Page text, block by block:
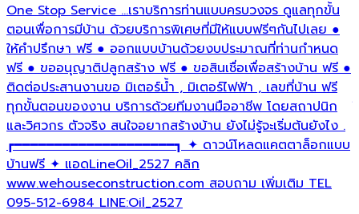
One Stop Service ...เราบริการท่านแบบครบวงจร ดูแลทุกขั้น
ตอนเพื่อการมีบ้าน ด้วยบริการพิเศษที่มีให้แบบฟรีๆกันไปเลย ●
ให้คำปรึกษา ฟรี ● ออกแบบบ้านด้วยงบประมาณที่ท่านกำหนด
ฟรี ● ขออนุญาติปลูกสร้าง ฟรี ● ขอสินเชื่อเพื่อสร้างบ้าน ฟรี ●
ติดต่อประสานงานขอ มิเตอร์น้ำ , มิเตอร์ไฟฟ้า , เลขที่บ้าน ฟรี
ทุกขั้นตอนของงาน บริการด้วยทีมงานมืออาชีพ โดยสถาปนิก
และวิศวกร ตัวจริง สนใจอยากสร้างบ้าน ยังไม่รู้จะเริ่มต้นยังไง .
┏━━━━━━━━━━━━━━━━━━━━┓ ✦ ดาวน์โหลดแคตตาล็อกแบบ
บ้านฟรี ✦ แอดLineOil_2527 คลิก
www.wehouseconstruction.com สอบถาม เพิ่มเติม TEL
095-512-6984 LINE:Oil_2527